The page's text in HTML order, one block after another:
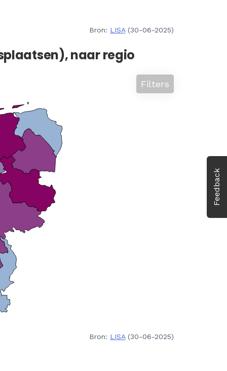
Feedback
Bron: LISA(30-06-2025)
naar regio
Filters
Bron: LISA(30-06-2025)